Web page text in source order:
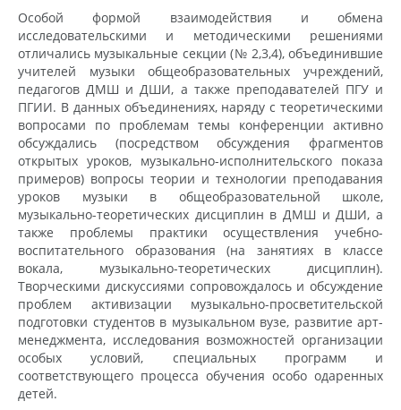
Особой формой взаимодействия и обмена
исследовательскими и методическими решениями
отличались музыкальные секции (№ 2,3,4), объединившие
учителей музыки общеобразовательных учреждений,
педагогов ДМШ и ДШИ, а также преподавателей ПГУ и
ПГИИ. В данных объединениях, наряду с теоретическими
вопросами по проблемам темы конференции активно
обсуждались (посредством обсуждения фрагментов
открытых уроков, музыкально-исполнительского показа
примеров) вопросы теории и технологии преподавания
уроков музыки в общеобразовательной школе,
музыкально-теоретических дисциплин в ДМШ и ДШИ, а
также проблемы практики осуществления учебно-
воспитательного образования (на занятиях в классе
вокала, музыкально-теоретических дисциплин).
Творческими дискуссиями сопровождалось и обсуждение
проблем активизации музыкально-просветительской
подготовки студентов в музыкальном вузе, развитие арт-
менеджмента, исследования возможностей организации
особых условий, специальных программ и
соответствующего процесса обучения особо одаренных
детей.